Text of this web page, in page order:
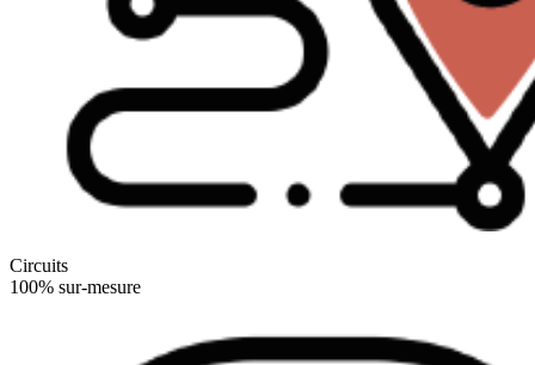
Circuits
100% sur-mesure